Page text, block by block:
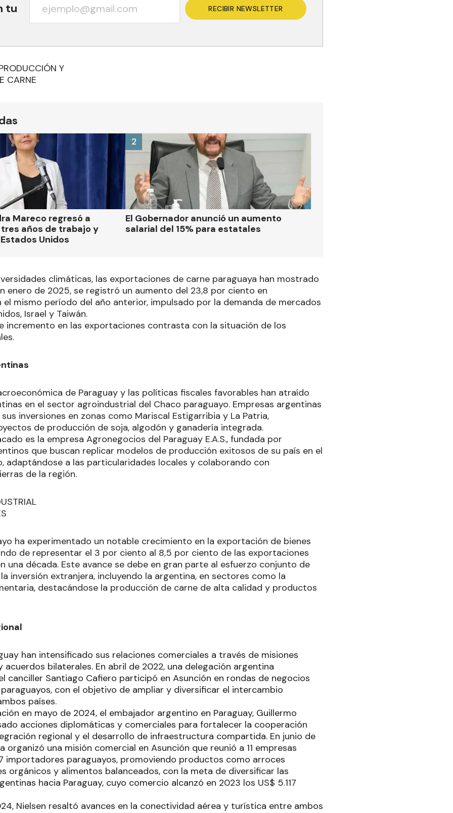
tu RECIBIR NEWSLETTER
Y
CARNE
Mareco regresó a
años de trabajo y
Unidos
El Gobernador anunció un aumento
salarial del 15% para estatales
2
climáticas, las exportaciones de carne paraguaya han mostrado
enero de 2025, se registró un aumento del 23,8 por ciento en
mismo período del año anterior, impulsado por la demanda de mercados
Israel y Taiwán.
incremento en las exportaciones contrasta con la situación de los
de Paraguay y las políticas fiscales favorables han atraído
en el sector agroindustrial del Chaco paraguayo. Empresas argentinas
inversiones en zonas como Mariscal Estigarribia y La Patria,
de producción de soja, algodón y ganadería integrada.
es la empresa Agronegocios del Paraguay E.A.S., fundada por
que buscan replicar modelos de producción exitosos de su país en el
adaptándose a las particularidades locales y colaborando con
de la región.
ha experimentado un notable crecimiento en la exportación de bienes
de representar el 3 por ciento al 8,5 por ciento de las exportaciones
una década. Este avance se debe en gran parte al esfuerzo conjunto de
inversión extranjera, incluyendo la argentina, en sectores como la
destacándose la producción de carne de alta calidad y productos
han intensificado sus relaciones comerciales a través de misiones
bilaterales. En abril de 2022, una delegación argentina
canciller Santiago Cafiero participó en Asunción en rondas de negocios
con el objetivo de ampliar y diversificar el intercambio
países.
en mayo de 2024, el embajador argentino en Paraguay, Guillermo
acciones diplomáticas y comerciales para fortalecer la cooperación
regional y el desarrollo de infraestructura compartida. En junio de
organizó una misión comercial en Asunción que reunió a 11 empresas
importadores paraguayos, promoviendo productos como arroces
orgánicos y alimentos balanceados, con la meta de diversificar las
hacia Paraguay, cuyo comercio alcanzó en 2023 los US$ 5.117
Nielsen resaltó avances en la conectividad aérea y turística entre ambos